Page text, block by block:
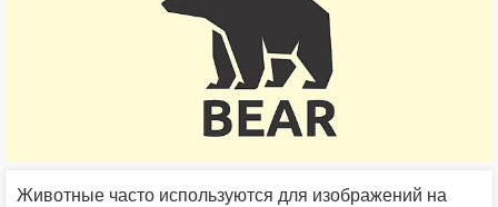
Животные часто используются для изображений на